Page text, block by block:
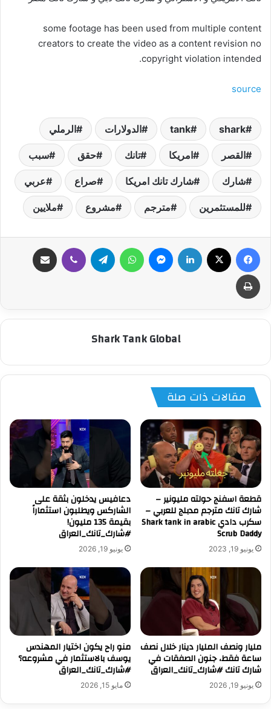
some footage has been used from multiple content
creators to create the video as a content revision no
copyright violation intended.
source
shark
tank الدولارات الرملي
القصر امريكا تانك حقق سبب
شارك شارك تانك امريكا صراع عربي
للمستثمرين مترجم مشروع ملايين
فيسبوك لينكدإن ماسنجر واتساب تيلقرام ڤايبر
طباعة
Shark Tank Global
مقالات ذات صلة
قطعة اسفنج حولته مليونير –
شارك تانك مترجم مدبلج للعربي –
سكرب دادي Shark tank in arabic
Scrub Daddy
يونيو 19, 2023
دعافيس يدخلون بثقة على
الشاركس ويطلبون استثماراً
بقيمة 135 مليون!
#شارك_تانك_العراق
يونيو 19, 2026
مليار ونصف المليار دينار خلال نصف
ساعة فقط، جنون الصفقات في
شارك تانك #شارك_تانك_العراق
يونيو 19, 2026
منو راح يكون اختيار المهندس
يوسف بالاستثمار في مشروعه؟
#شارك_تانك_العراق
مايو 15, 2026